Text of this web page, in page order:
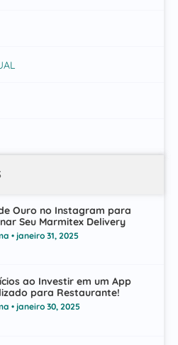
de Ouro no Instagram para
Seu Marmitex Delivery
janeiro 31, 2025
ao Investir em um App
para Restaurante!
janeiro 30, 2025